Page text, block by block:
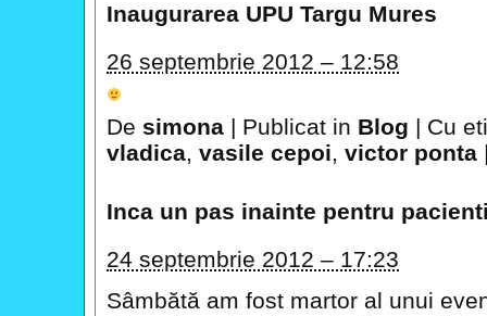
Inaugurarea UPU Targu Mures
26 septembrie 2012 – 12:58
De simona | Publicat in Blog | Cu
vladica, vasile cepoi, victor ponta
Inca un pas inainte pentru
24 septembrie 2012 – 17:23
Sâmbătă am fost martor al unui